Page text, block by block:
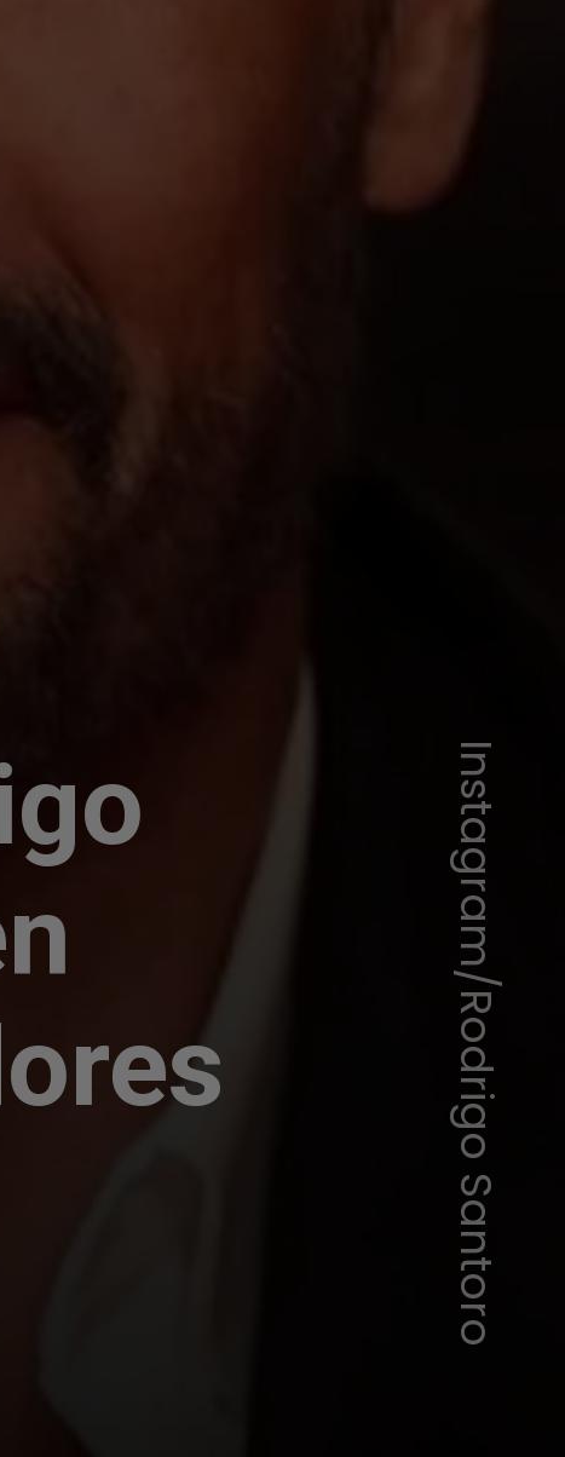
Instagram/Rodrigo Santoro